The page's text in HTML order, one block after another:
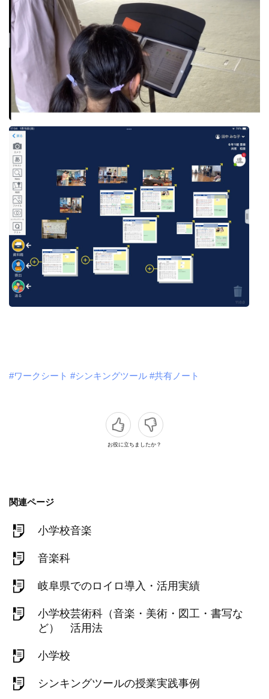
#ワークシート #シンキングツール #共有ノート
お役に立ちましたか？
関連ページ
小学校音楽
音楽科
岐阜県でのロイロ導入・活用実績
小学校芸術科（音楽・美術・図工・書写な
ど） 活用法
小学校
シンキングツールの授業実践事例